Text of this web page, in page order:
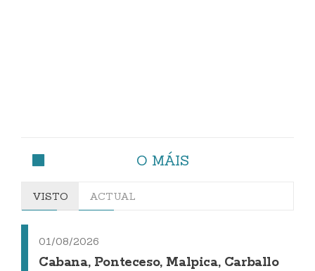
O MÁIS
VISTO ACTUAL
01/08/2026
Cabana, Ponteceso, Malpica, Carballo